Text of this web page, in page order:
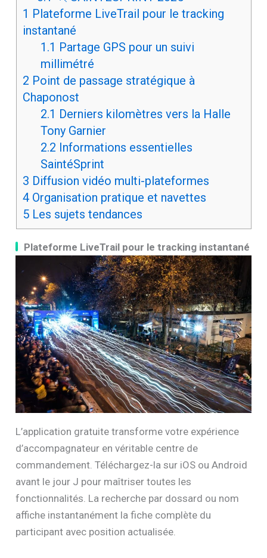
1 Plateforme LiveTrail pour le tracking
instantané
1.1 Partage GPS pour un suivi
millimétré
2 Point de passage stratégique à
Chaponost
2.1 Derniers kilomètres vers la Halle
Tony Garnier
2.2 Informations essentielles
SaintéSprint
3 Diffusion vidéo multi-plateformes
4Organisation pratique et navettes
5Les sujets tendances
Plateforme LiveTrail pour le tracking instantané
L’application gratuite transforme votre expérience
d’accompagnateur en véritable centre de
commandement. Téléchargez-la sur iOS ou Android
avant le jour J pour maîtriser toutes les
fonctionnalités. La recherche par dossard ou nom
affiche instantanément la fiche complète du
participant avec position actualisée.